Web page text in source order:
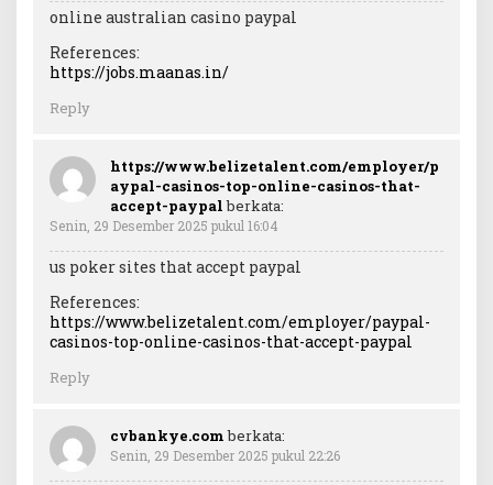
online australian casino paypal
References:
https://jobs.maanas.in/
Reply
https://www.belizetalent.com/employer/p
aypal-casinos-top-online-casinos-that-
accept-paypal berkata:
Senin, 29 Desember 2025 pukul 16:04
us poker sites that accept paypal
References:
https://www.belizetalent.com/employer/paypal-
casinos-top-online-casinos-that-accept-paypal
Reply
cvbankye.com berkata:
Senin, 29 Desember 2025 pukul 22:26